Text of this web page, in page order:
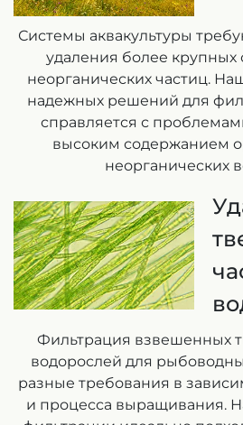
Системы аквакультуры
удаления более крупных
неорганических частиц.
надежных решений для
справляется с
высоким содержанием
неорганических
Фильтрация взвешенных
водорослей для
разные требования в
и процесса выращивания.